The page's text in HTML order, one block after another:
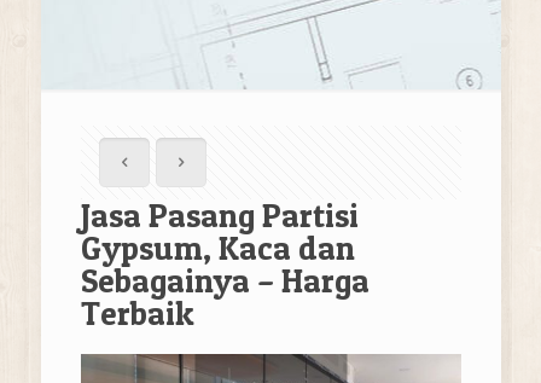
Jasa Pasang Partisi
Gypsum, Kaca dan
Sebagainya – Harga
Terbaik